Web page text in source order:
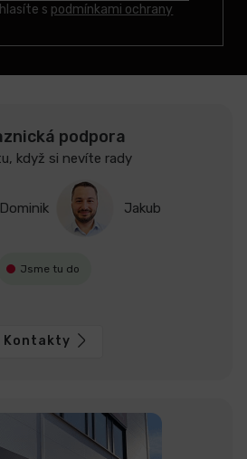
s podmínkami ochrany
podpora
když si nevíte rady
Dominik Jakub
Jsme tu do
Kontakty